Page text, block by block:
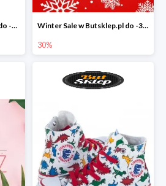
Dzień Dziecka w But Sklep do -20% Winter Sale w Butsklep.pl do -30%
30%